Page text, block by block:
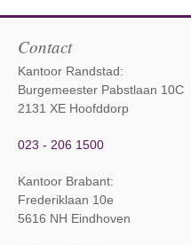
Contact
Kantoor Randstad:
Burgemeester Pabstlaan 10C
2131 XE Hoofddorp
023 - 206 1500
Kantoor Brabant:
Frederiklaan 10e
5616 NH Eindhoven